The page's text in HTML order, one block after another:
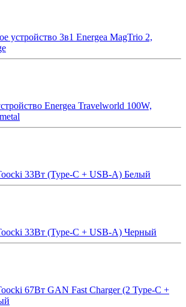
устройство 3в1 Energea MagTrio 2,
Energea Travelworld 100W,
33Вт (Type-C + USB-A) Белый
33Вт (Type-C + USB-A) Черный
67Вт GAN Fast Charger (2 Type-C +